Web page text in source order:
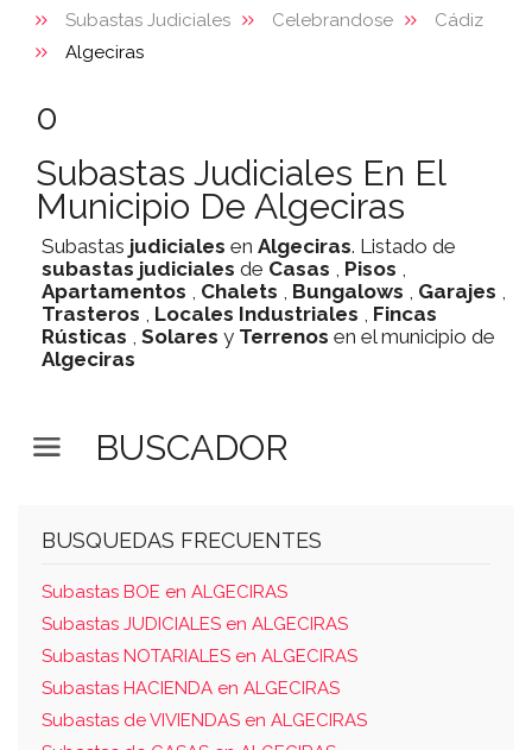
Subastas Judiciales
Celebrandose
Cádiz
Algeciras
0
Subastas Judiciales En El
Municipio De Algeciras
Subastas judiciales en Algeciras. Listado de
subastas judiciales de Casas , Pisos ,
Apartamentos , Chalets , Bungalows , Garajes ,
Trasteros , Locales Industriales , Fincas
Rústicas , Solares y Terrenos en el municipio de
Algeciras
BUSCADOR
BUSQUEDAS FRECUENTES
Subastas BOE en ALGECIRAS
Subastas JUDICIALES en ALGECIRAS
Subastas NOTARIALES en ALGECIRAS
Subastas HACIENDA en ALGECIRAS
Subastas de VIVIENDAS en ALGECIRAS